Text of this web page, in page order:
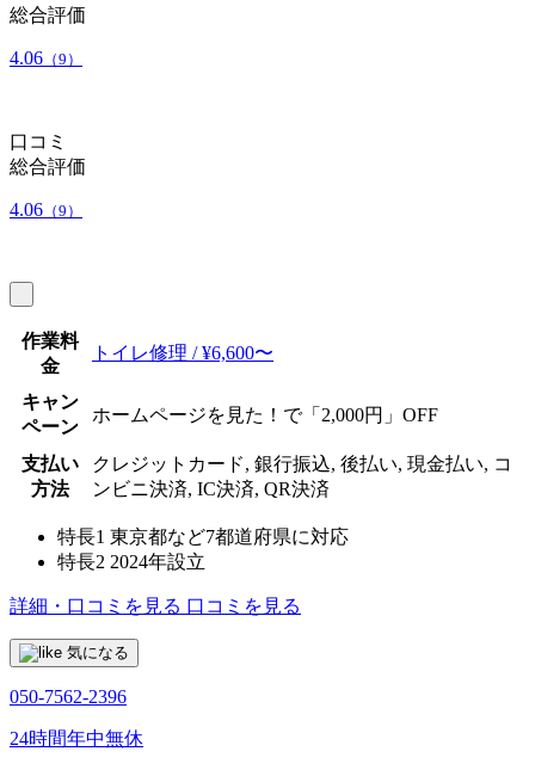
総合評価
4.06 （9）
口コミ
総合評価
4.06 （9）
作業料
金
トイレ修理 / ¥6,600〜
キャン
ペーン
ホームページを見た！で「2,000円」OFF
支払い
方法
クレジットカード, 銀行振込, 後払い, 現金払い, コ
ンビニ決済, IC決済, QR決済
特長1 東京都など7都道府県に対応
特長2 2024年設立
詳細・口コミを見る 口コミを見る
気になる
050-7562-2396
24時間年中無休